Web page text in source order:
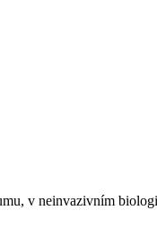
v neinvazivním